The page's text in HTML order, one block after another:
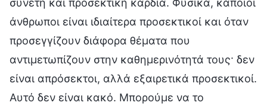
άνθρωποι είναι ιδιαίτερα προσεκτικοί και όταν
προσεγγίζουν διάφορα θέματα που
αντιμετωπίζουν στην καθημερινότητά τους· δεν
είναι απρόσεκτοι, αλλά εξαιρετικά προσεκτικοί.
Αυτό δεν είναι κακό. Μπορούμε να το